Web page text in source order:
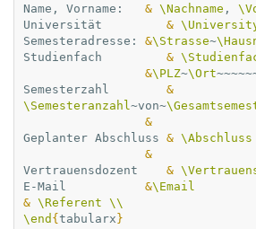
Name, Vorname: & \Nachname ,
Universität &
Semesteradresse: &\Strasse~
Studienfach &
&\PLZ~\Ort
Semesterzahl &
\Semesteranzahl~von~
&
Geplanter Abschluss & \Abschluss
&
Vertrauensdozent &
E-Mail &\Email
& \Referent \\
\end { tabularx }